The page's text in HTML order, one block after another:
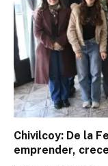
Chivilcoy: De la
emprender,